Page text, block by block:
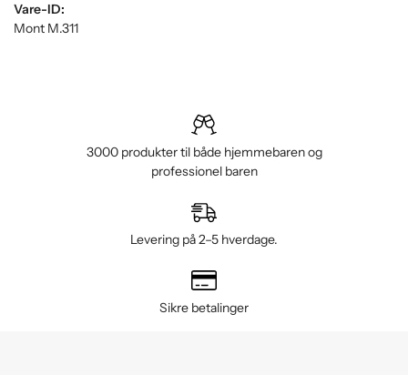
Vare-ID:
Mont M.311
3000 produkter til både hjemmebaren og
professionel baren
Levering på 2–5 hverdage.
Sikre betalinger